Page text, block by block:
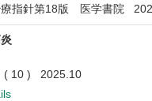
療指針第18版 医学書院
( 10 ) 2025.10